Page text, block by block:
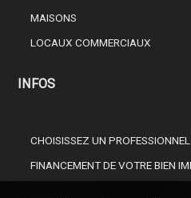
MAISONS
LOCAUX COMMERCIAUX
INFOS
CHOISISSEZ UN
FINANCEMENT DE VOTRE BIEN